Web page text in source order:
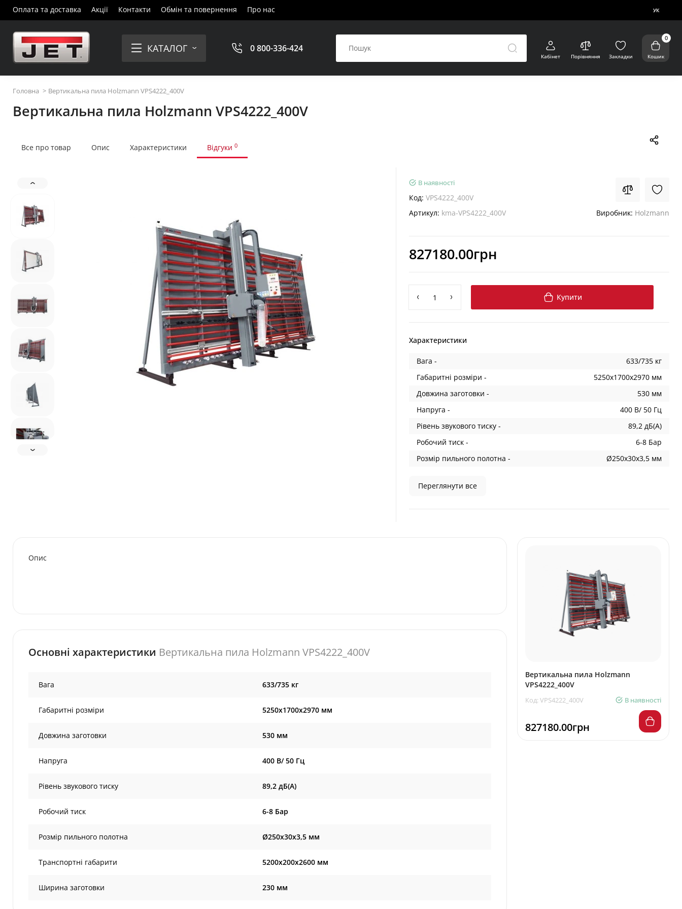
Оплата та доставка Акції Контакти Обмін та повернення Про нас УК
КАТАЛОГ 0 800-336-424
Кабінет Порівняння Закладки
0
Кошик
Головна Вертикальна пила Holzmann VPS4222_400V
Вертикальна пила Holzmann VPS4222_400V
Все про товар Опис Характеристики Відгуки 0
В наявності
Код: VPS4222_400V
Артикул: kma-VPS4222_400V Виробник: Holzmann
827180.00грн
Купити
Характеристики
Вага -
633/735 кг
Габаритні розміри -
5250x1700x2970 мм
Довжина заготовки -
530 мм
Напруга -
400 В/ 50 Гц
Рівень звукового тиску -
89,2 дБ(А)
Робочий тиск -
6-8 Бар
Розмір пильного полотна -
Ø250x30x3,5 мм
Переглянути все
Опис
Основні характеристики Вертикальна пила Holzmann VPS4222_400V
Вага 633/735 кг
Габаритні розміри 5250x1700x2970 мм
Довжина заготовки 530 мм
Напруга 400 В/ 50 Гц
Рівень звукового тиску 89,2 дБ(А)
Робочий тиск 6-8 Бар
Розмір пильного полотна Ø250x30x3,5 мм
Транспортні габарити 5200х200х2600 мм
Ширина заготовки 230 мм
Вертикальна пила Holzmann
VPS4222_400V
Код: VPS4222_400V В наявності
827180.00грн